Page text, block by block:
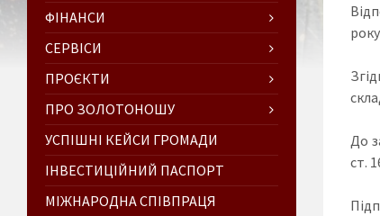
До
ст.
ФІНАНСИ
СЕРВІСИ
ПРОЄКТИ
ПРО ЗОЛОТОНОШУ
УСПІШНІ КЕЙСИ ГРОМАДИ
ІНВЕСТИЦІЙНИЙ ПАСПОРТ
МІЖНАРОДНА СПІВПРАЦЯ